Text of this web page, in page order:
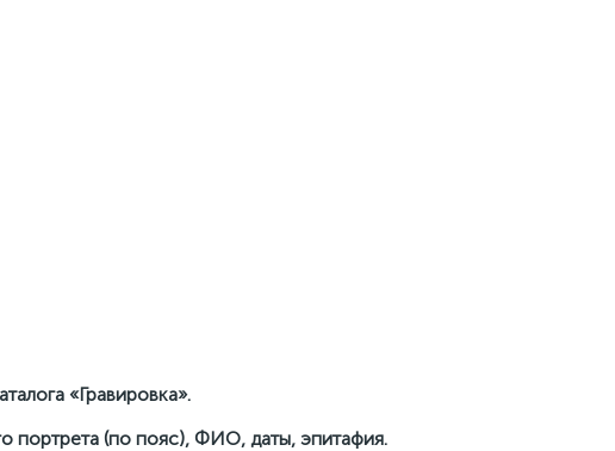
«Гравировка».
портрета (по пояс), ФИО, даты, эпитафия.